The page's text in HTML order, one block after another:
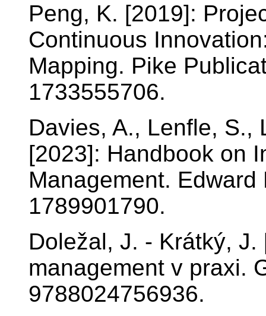
Peng, K. [2019]:
Continuous
Mapping. Pike
1733555706.
Davies, A., Lenfle, S.,
[2023]: Handbook on
Management.
1789901790.
Doležal, J. - Krátký,
management v praxi.
9788024756936.